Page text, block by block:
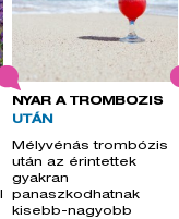
NYÁR A TROMBÓZIS
UTÁN
Mélyvénás trombózis
után az érintettek
gyakran
panaszkodhatnak
kisebb-nagyobb